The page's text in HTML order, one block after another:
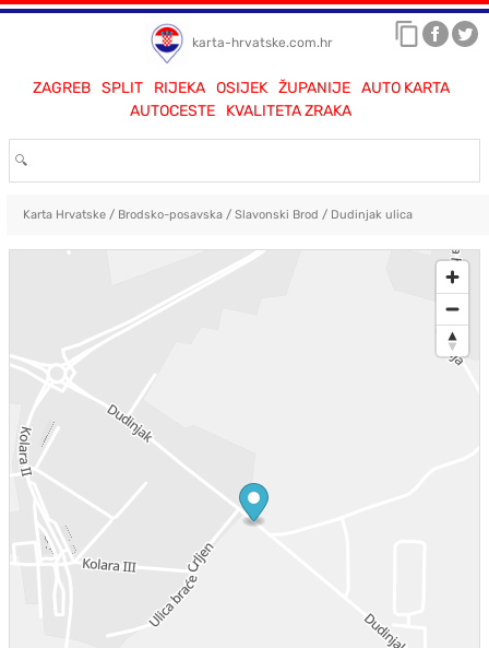
karta-hrvatske.com.hr
ZAGREB SPLIT RIJEKA OSIJEK ŽUPANIJE
AUTO KARTA
AUTOCESTE
KVALITETA ZRAKA
Karta Hrvatske/ Brodsko-posavska/ Slavonski Brod / Dudinjak ulica